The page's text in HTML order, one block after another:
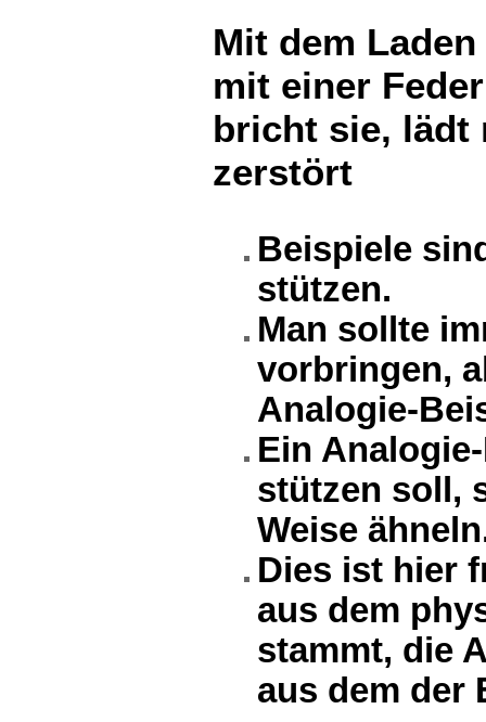
Mit dem
mit einer
bricht sie, lädt
zerstört
Beispiele
stützen.
Man sollte
vorbringen,
Analogie-
Ein
stützen soll,
Weise
Dies ist hier
aus dem
stammt, die
aus dem der